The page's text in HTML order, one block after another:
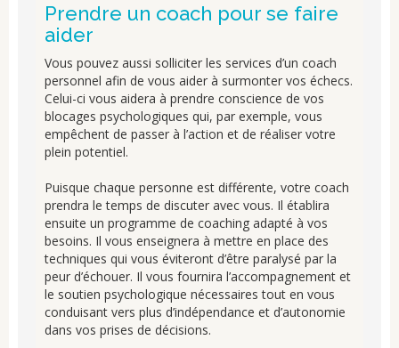
Prendre un coach pour se faire
aider
Vous pouvez aussi solliciter les services d’un coach
personnel afin de vous aider à surmonter vos échecs.
Celui-ci vous aidera à prendre conscience de vos
blocages psychologiques qui, par exemple, vous
empêchent de passer à l’action et de réaliser votre
plein potentiel.
Puisque chaque personne est différente, votre coach
prendra le temps de discuter avec vous. Il établira
ensuite un programme de coaching adapté à vos
besoins. Il vous enseignera à mettre en place des
techniques qui vous éviteront d’être paralysé par la
peur d’échouer. Il vous fournira l’accompagnement et
le soutien psychologique nécessaires tout en vous
conduisant vers plus d’indépendance et d’autonomie
dans vos prises de décisions.